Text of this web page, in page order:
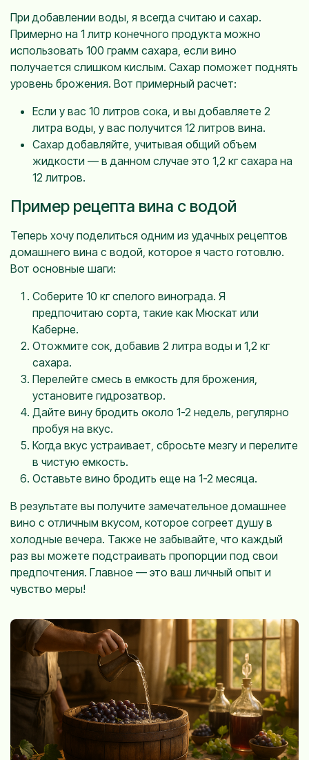
При добавлении воды, я всегда считаю и сахар.
Примерно на 1 литр конечного продукта можно
использовать 100 грамм сахара, если вино
получается слишком кислым. Сахар поможет поднять
уровень брожения. Вот примерный расчет:
Если у вас 10 литров сока, и вы добавляете 2
литра воды, у вас получится 12 литров вина.
Сахар добавляйте, учитывая общий объем
жидкости — в данном случае это 1,2 кг сахара на
12 литров.
Пример рецепта вина с водой
Теперь хочу поделиться одним из удачных рецептов
домашнего вина с водой, которое я часто готовлю.
Вот основные шаги:
Соберите 10 кг спелого винограда. Я
предпочитаю сорта, такие как Мюскат или
Каберне.
Отожмите сок, добавив 2 литра воды и 1,2 кг
сахара.
Перелейте смесь в емкость для брожения,
установите гидрозатвор.
Дайте вину бродить около 1-2 недель, регулярно
пробуя на вкус.
Когда вкус устраивает, сбросьте мезгу и перелите
в чистую емкость.
Оставьте вино бродить еще на 1-2 месяца.
В результате вы получите замечательное домашнее
вино с отличным вкусом, которое согреет душу в
холодные вечера. Также не забывайте, что каждый
раз вы можете подстраивать пропорции под свои
предпочтения. Главное — это ваш личный опыт и
чувство меры!